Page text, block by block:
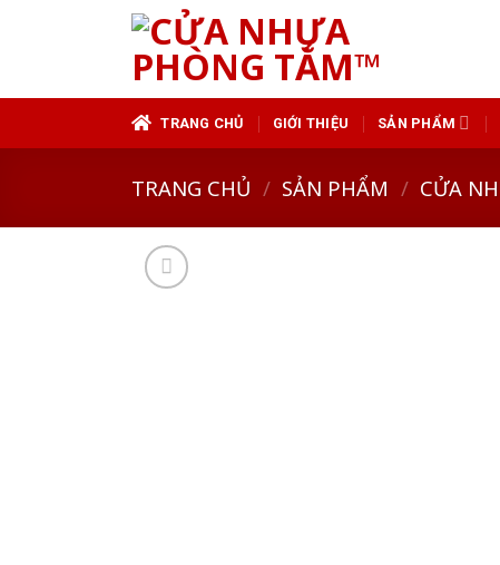
TRANG CHỦ GIỚI THIỆU SẢN PHẨM
TRANG CHỦ / SẢN PHẨM / CỬA